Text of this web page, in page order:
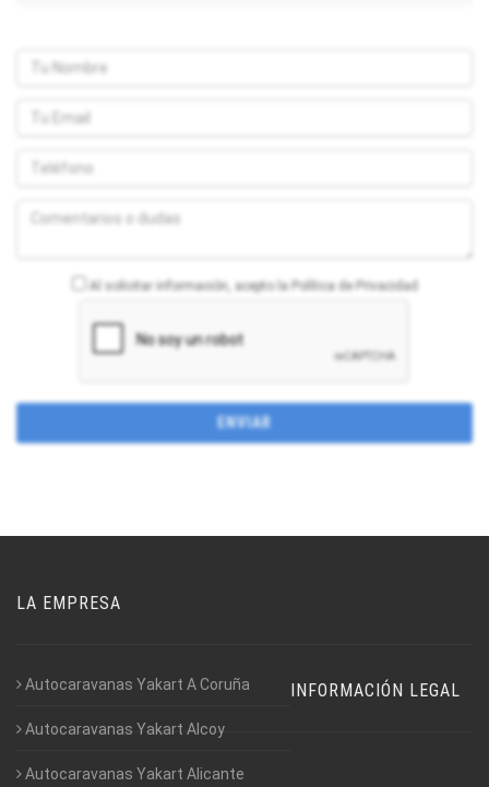
Al solicitar información, acepto la Política de Privacidad
LA EMPRESA
Autocaravanas Yakart A Coruña
Autocaravanas Yakart Alcoy
Autocaravanas Yakart Alicante
INFORMACIÓN LEGAL